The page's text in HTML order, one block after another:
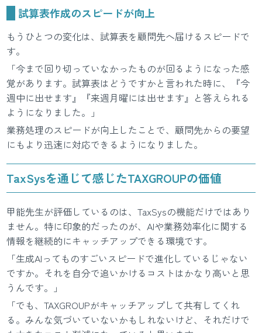
試算表作成のスピードが向上
もうひとつの変化は、試算表を顧問先へ届けるスピードで
す。
「今まで回り切っていなかったものが回るようになった感
覚があります。試算表はどうですかと言われた時に、『今
週中に出せます』『来週月曜には出せます』と答えられる
ようになりました。」
業務処理のスピードが向上したことで、顧問先からの要望
にもより迅速に対応できるようになりました。
TaxSysを通じて感じたTAXGROUPの価値
甲能先生が評価しているのは、TaxSysの機能だけではあり
ません。特に印象的だったのが、AIや業務効率化に関する
情報を継続的にキャッチアップできる環境です。
「生成AIってものすごいスピードで進化しているじゃない
ですか。それを自分で追いかけるコストはかなり高いと思
うんです。」
「でも、TAXGROUPがキャッチアップして共有してくれ
る。みんな気づいていないかもしれないけど、それだけで